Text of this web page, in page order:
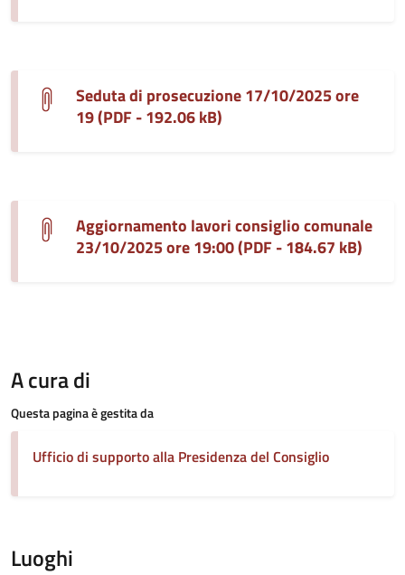
Seduta di prosecuzione 17/10/2025 ore
19 (PDF - 192.06 kB)
Aggiornamento lavori consiglio comunale
23/10/2025 ore 19:00 (PDF - 184.67 kB)
A cura di
Questa pagina è gestita da
Ufficio di supporto alla Presidenza del Consiglio
Luoghi